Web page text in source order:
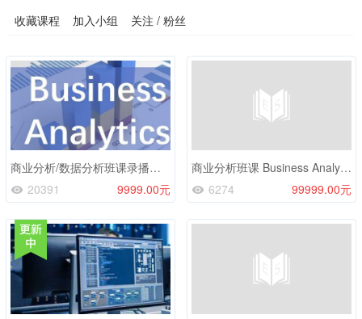
收藏课程
加入小组 关注 / 粉丝
商业分析/数据分析班课录播（2023年3月新上传）
20391
9999.00元
商业分析班课 Business Analytics 8.24
6274
99999.00元